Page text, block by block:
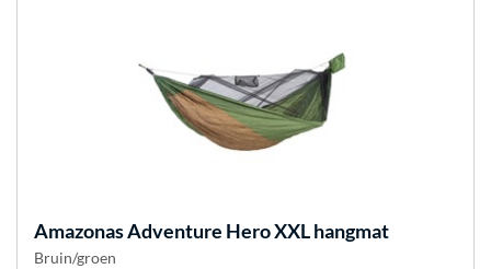
AmazonasAdventure Hero XXL hangmat
Bruin/groen